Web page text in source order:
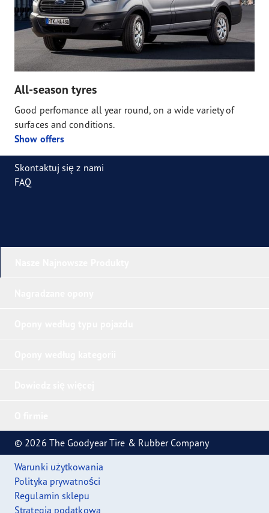
All-season tyres
Good perfomance all year round, on a wide variety of
surfaces and conditions.
Show offers
Skontaktuj się z nami
FAQ
© 2026 The Goodyear Tire & Rubber Company
Warunki użytkowania
Polityka prywatności
Regulamin sklepu
Strategia podatkowa